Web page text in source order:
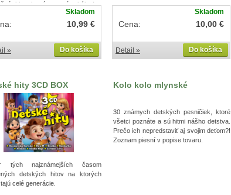
hity, ktoré nesmú chýbať v
fanúšikov Spievankova. Až 35
na jednom CD, skoro dve
spomienkový album plný fotiek
z minulosti Spievankova,
doteraz ešte nevideli.
Skladom
10,99 €
Do košíka
»
Skladom
10,00 €
Cena:
Do košíka
Detail »
hity 3CD BOX
tých najznámejších časom
detských hitov na ktorých
celé generácie.
Kolo kolo mlynské
30 známych detských pesničiek, ktoré
všetci poznáte a sú hitmi nášho detstva.
Prečo ich nepredstaviť aj svojim deťom?!
Zoznam piesní v popise tovaru.